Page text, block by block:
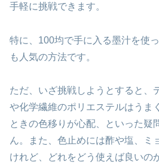
手軽に挑戦できます。
特に、100均で手に入る墨汁を使
も人気の方法です。
ただ、いざ挑戦しようとすると、
や化学繊維のポリエステルはうま
ときの色移りが心配、といった疑
ん。また、色止めには酢や塩、ミ
けれど、どれをどう使えば良いの